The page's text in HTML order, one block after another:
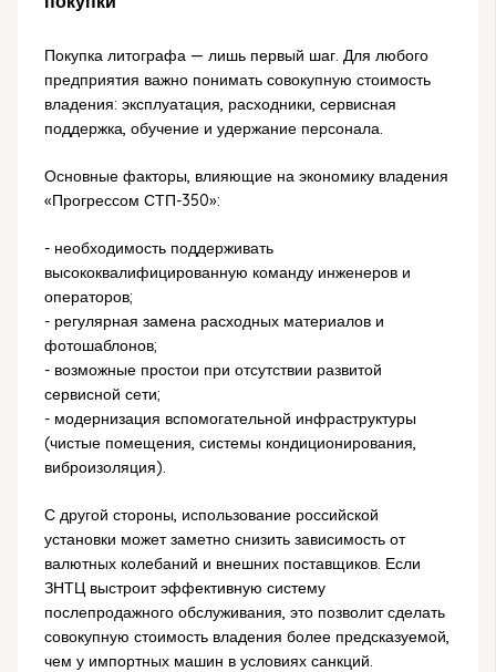
Покупка литографа — лишь первый шаг. Для любого
предприятия важно понимать совокупную стоимость
владения: эксплуатация, расходники, сервисная
поддержка, обучение и удержание персонала.
Основные факторы, влияющие на экономику владения
«Прогрессом СТП-350»:
- необходимость поддерживать
высококвалифицированную команду инженеров и
операторов;
- регулярная замена расходных материалов и
фотошаблонов;
- возможные простои при отсутствии развитой
сервисной сети;
- модернизация вспомогательной инфраструктуры
(чистые помещения, системы кондиционирования,
виброизоляция).
С другой стороны, использование российской
установки может заметно снизить зависимость от
валютных колебаний и внешних поставщиков. Если
ЗНТЦ выстроит эффективную систему
послепродажного обслуживания, это позволит сделать
совокупную стоимость владения более предсказуемой,
чем у импортных машин в условиях санкций.